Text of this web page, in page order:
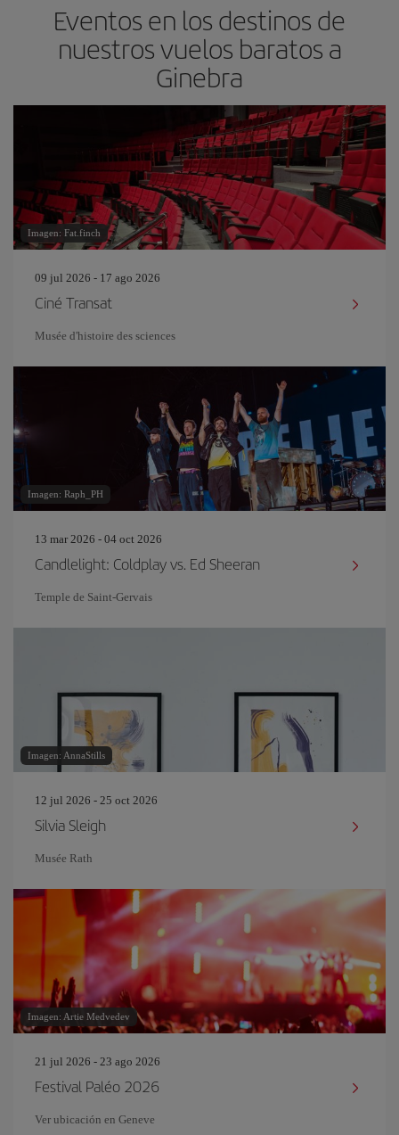
Eventos en los destinos de
nuestros vuelos baratos a
Ginebra
Imagen: Fat.finch
09 jul 2026 - 17 ago 2026
Ciné Transat
Musée d'histoire des sciences
Imagen: Raph_PH
13 mar 2026 - 04 oct 2026
Candlelight: Coldplay vs. Ed Sheeran
Temple de Saint-Gervais
Imagen: AnnaStills
12 jul 2026 - 25 oct 2026
Silvia Sleigh
Musée Rath
Imagen: Artie Medvedev
21 jul 2026 - 23 ago 2026
Festival Paléo 2026
Ver ubicación en Geneve